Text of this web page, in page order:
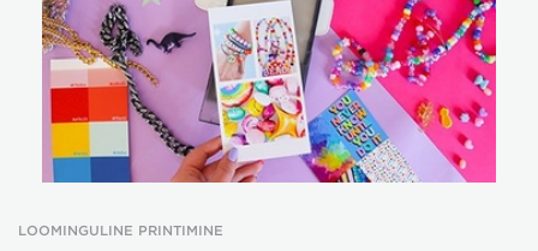
LOOMINGULINE PRINTIMINE